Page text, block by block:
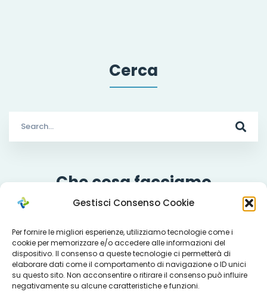
Gestisci Consenso Cookie
Per fornire le migliori esperienze, utilizziamo tecnologie come i
cookie per memorizzare e/o accedere alle informazioni del
dispositivo. Il consenso a queste tecnologie ci permetterà di
elaborare dati come il comportamento di navigazione o ID unici
su questo sito. Non acconsentire o ritirare il consenso può influire
negativamente su alcune caratteristiche e funzioni.
Cerca
for:
Che cosa facciamo
Servizi
Progetti